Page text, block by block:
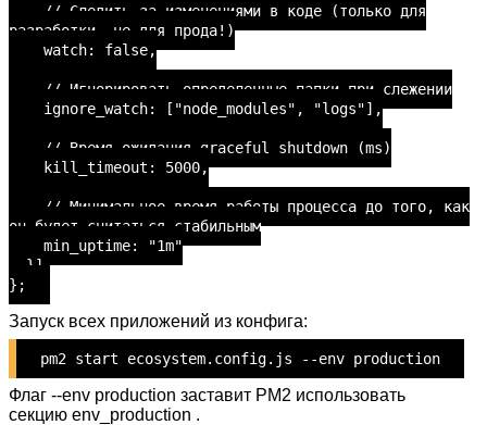
// Следить за изменениями в коде (только для
разработки, не для прода!)
watch: false,
// Игнорировать определенные папки при слежении
ignore_watch: ["node_modules", "logs"],
// Время ожидания graceful shutdown (ms)
kill_timeout: 5000,
// Минимальное время работы процесса до того, как
он будет считаться стабильным
min_uptime: "1m"
}]
};
Запуск всех приложений из конфига:
pm2 start ecosystem.config.js --env production
Флаг --env production заставит PM2 использовать
секцию env_production .